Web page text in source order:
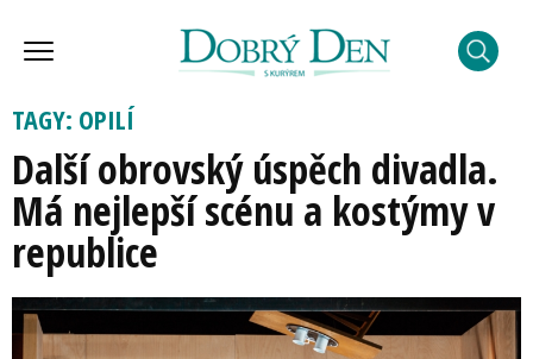
TAGY: OPILÍ
Další obrovský úspěch divadla.
Má nejlepší scénu a kostýmy v
republice